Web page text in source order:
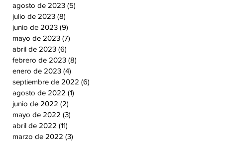
agosto de 2023 (5)
julio de 2023 (8)
junio de 2023 (9)
mayo de 2023 (7)
abril de 2023 (6)
febrero de 2023 (8)
enero de 2023 (4)
septiembre de 2022 (6)
agosto de 2022 (1)
junio de 2022 (2)
mayo de 2022 (3)
abril de 2022 (11)
marzo de 2022 (3)